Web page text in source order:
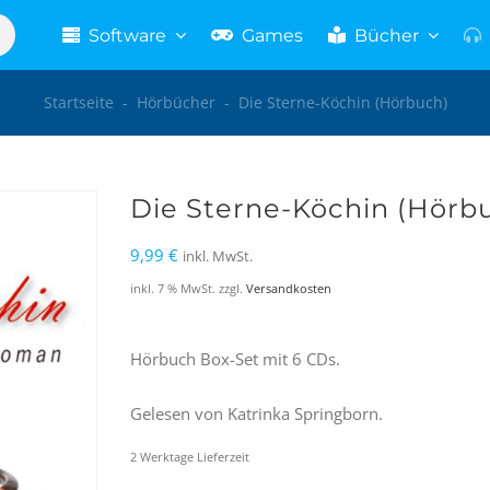
Software Games Bücher
Startseite - Hörbücher- Die Sterne-Köchin (Hörbuch)
Die Sterne-Köchin
9,99 € inkl. MwSt.
inkl. 7 % MwSt. zzgl. Versandkosten
Hörbuch Box-Set mit 6 CDs.
Gelesen von Katrinka Springborn.
2 Werktage Lieferzeit